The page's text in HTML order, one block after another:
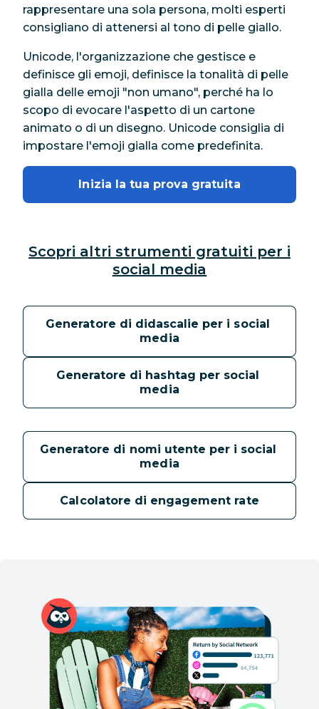
rappresentare una sola persona, molti esperti
consigliano di attenersi al tono di pelle giallo.
Unicode, l'organizzazione che gestisce e
definisce gli emoji, definisce la tonalità di pelle
gialla delle emoji "non umano", perché ha lo
scopo di evocare l'aspetto di un cartone
animato o di un disegno. Unicode consiglia di
impostare l'emoji gialla come predefinita.
Inizia la tua prova gratuita
Scopri altri strumenti gratuiti per i
social media
Generatore di didascalie per i social
media
Generatore di hashtag per social
media
Generatore di nomi utente per i social
media
Calcolatore di engagement rate